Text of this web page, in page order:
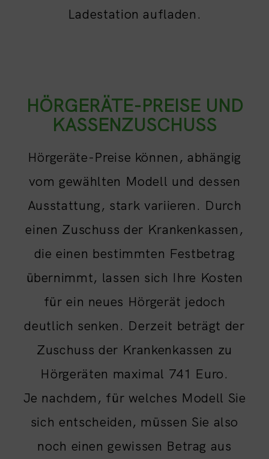
Ladestation aufladen.
HÖRGERÄTE-PREISE UND
KASSENZUSCHUSS
Hörgeräte-Preise können, abhängig
vom gewählten Modell und dessen
Ausstattung, stark variieren. Durch
einen Zuschuss der Krankenkassen,
die einen bestimmten Festbetrag
übernimmt, lassen sich Ihre Kosten
für ein neues Hörgerät jedoch
deutlich senken. Derzeit beträgt der
Zuschuss der Krankenkassen zu
Hörgeräten maximal 741 Euro.
Je nachdem, für welches Modell Sie
sich entscheiden, müssen Sie also
noch einen gewissen Betrag aus